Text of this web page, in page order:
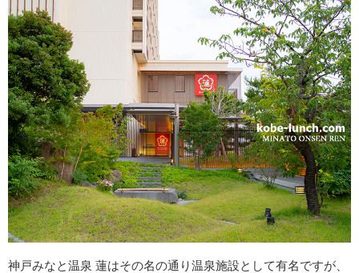
神戸みなと温泉 蓮はその名の通り温泉施設として有名ですが、